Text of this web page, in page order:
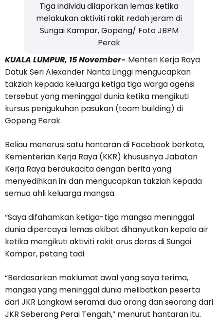
Tiga individu dilaporkan lemas ketika
melakukan aktiviti rakit redah jeram di
Sungai Kampar, Gopeng/ Foto JBPM
Perak
KUALA LUMPUR, 15 November- Menteri Kerja Raya
Datuk Seri Alexander Nanta Linggi mengucapkan
takziah kepada keluarga ketiga tiga warga agensi
tersebut yang meninggal dunia ketika mengikuti
kursus pengukuhan pasukan (team building) di
Gopeng Perak.
Beliau menerusi satu hantaran di Facebook berkata,
Kementerian Kerja Raya (KKR) khususnya Jabatan
Kerja Raya berdukacita dengan berita yang
menyedihkan ini dan mengucapkan takziah kepada
semua ahli keluarga mangsa.
“Saya difahamkan ketiga-tiga mangsa meninggal
dunia dipercayai lemas akibat dihanyutkan kepala air
ketika mengikuti aktiviti rakit arus deras di Sungai
Kampar, petang tadi.
“Berdasarkan maklumat awal yang saya terima,
mangsa yang meninggal dunia melibatkan peserta
dari JKR Langkawi seramai dua orang dan seorang dari
JKR Seberang Perai Tengah,” menurut hantaran itu.